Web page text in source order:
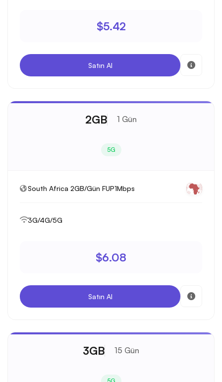
$5.42
Satın Al
2GB 1 Gün
5G
South Africa 2GB/Gün FUP1Mbps
3G/4G/5G
$6.08
Satın Al
3GB 15 Gün